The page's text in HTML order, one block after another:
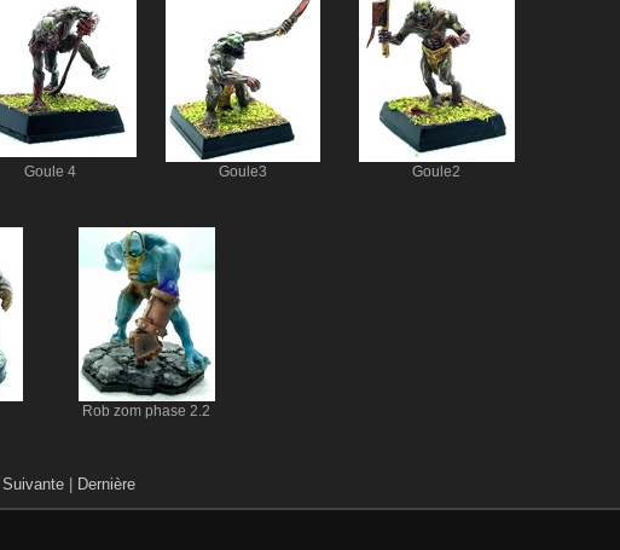
Goule 4 Goule3 Goule2
Rob zom phase 2.2
Suivante Dernière